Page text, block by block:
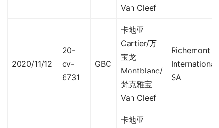
Van Cleef
2020/11/12
20-
cv-
6731
GBC
卡地亚
Cartier/万
宝龙
Montblanc/
梵克雅宝
Van Cleef
Richemont
International
SA
卡地亚